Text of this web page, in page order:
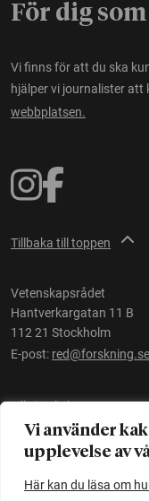
Vi använder
upplevelse av
Här kan du läsa om
För dig
Vi finns för att du ska
hjälper vi journalister att
webbplatsen.
Tillbaka till toppen
Vetenskapsrådet
Hantverkargatan 11 B
112 21 Stockholm
E-post: red@forskning.se
Tillgänglighet
Ett initiativ av